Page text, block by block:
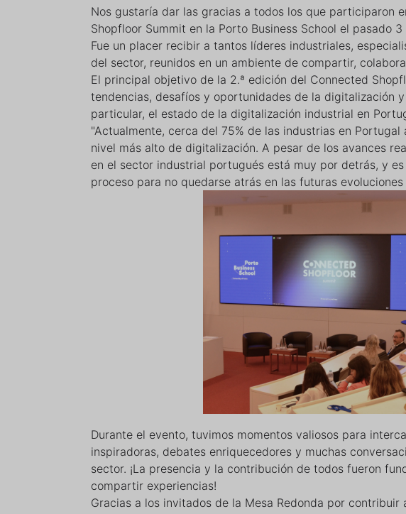
Nos gustaría dar las gracias a todos los que participaron
Shopfloor Summit en la Porto Business School el pasado
Fue un placer recibir a tantos líderes industriales,
del sector, reunidos en un ambiente de compartir,
El principal objetivo de la 2.ª edición del Connected
tendencias, desafíos y oportunidades de la digitalización
particular, el estado de la digitalización industrial en
"Actualmente, cerca del 75% de las industrias en
nivel más alto de digitalización. A pesar de los avances
en el sector industrial portugués está muy por detrás, y
proceso para no quedarse atrás en las futuras
Durante el evento, tuvimos momentos valiosos para
inspiradoras, debates enriquecedores y muchas
sector. ¡La presencia y la contribución de todos fueron
compartir experiencias!
Gracias a los invitados de la Mesa Redonda por